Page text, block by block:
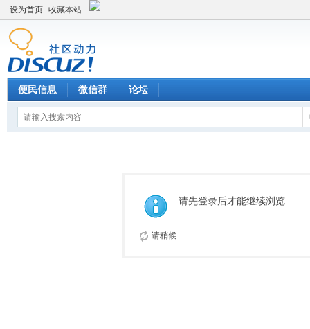
设为首页 收藏本站
便民信息 微信群 论坛
请先登录后才能继续浏览
请稍候...